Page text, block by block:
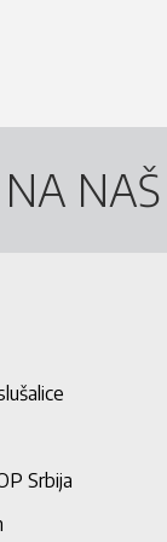
NA
Srbija